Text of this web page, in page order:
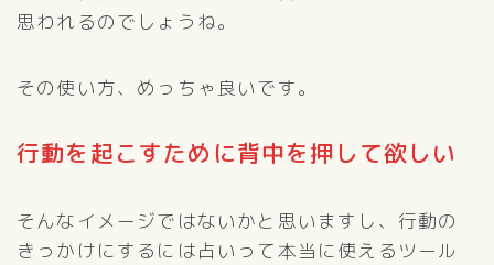
思われるのでしょうね。
その使い方、めっちゃ良いです。
行動を起こすために背中を押して欲しい
そんなイメージではないかと思いますし、行動の
きっかけにするには占いって本当に使えるツール